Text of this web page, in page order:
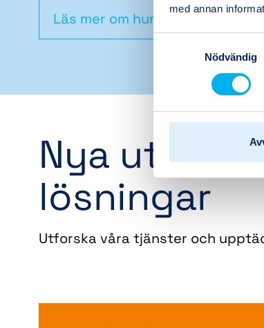
med annan
Samtyckesval
Nödvändig
Läs mer om hur vi jobbar
Nya
lösningar
Utforska våra tjänster och